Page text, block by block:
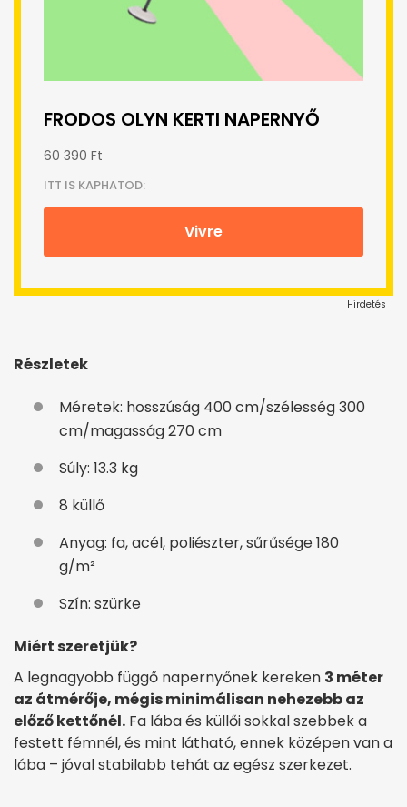
FRODOS OLYN KERTI NAPERNYŐ
60 390 Ft
ITT IS KAPHATOD:
Vivre
Hirdetés
Részletek
Méretek: hosszúság 400 cm/szélesség 300
cm/magasság 270 cm
Súly: 13.3 kg
8 küllő
Anyag: fa, acél, poliészter, sűrűsége 180
g/m²
Szín: szürke
Miért szeretjük?
A legnagyobb függő napernyőnek kereken 3 méter
az átmérője, mégis minimálisan nehezebb az
előző kettőnél. Fa lába és küllői sokkal szebbek a
festett fémnél, és mint látható, ennek középen van a
lába – jóval stabilabb tehát az egész szerkezet.